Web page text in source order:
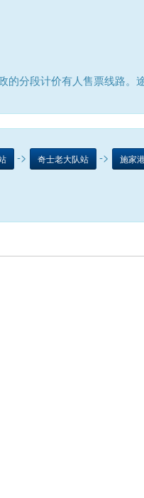
分段计价有人售票线路
-> 奇士老大队站 -> 施家